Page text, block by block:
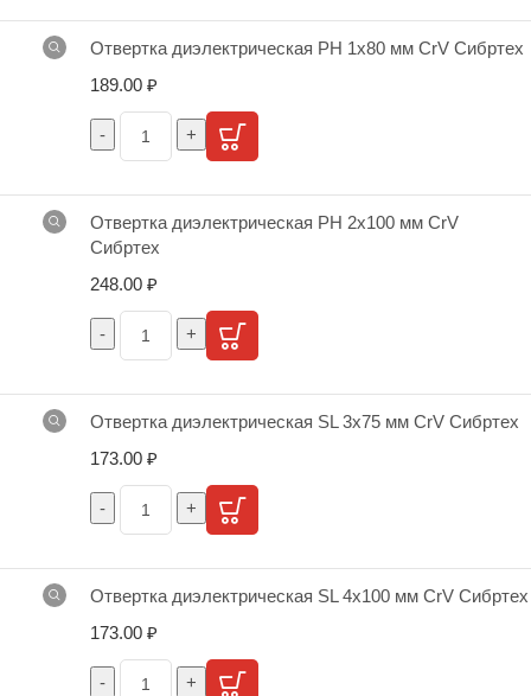
Отвертка диэлектрическая PH 1х80 мм CrV Сибртех
189.00 ₽
Отвертка диэлектрическая PH 2х100 мм CrV
Сибртех
248.00 ₽
Отвертка диэлектрическая SL 3х75 мм CrV Сибртех
173.00 ₽
Отвертка диэлектрическая SL 4х100 мм CrV Сибртех
173.00 ₽